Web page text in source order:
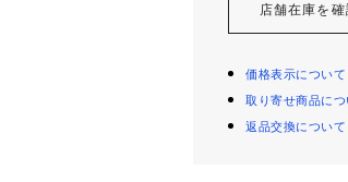
店舗在庫を確
価格表示について
取り寄せ商品につ
返品交換について